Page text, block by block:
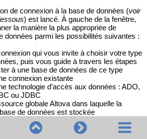
de connexion à la base de données (voir
) est lancé. À gauche de la fenêtre,
la manière la plus appropriée de
données parmi les possibilités suivantes :
qui vous invite à choisir votre type
puis vous guide à travers les étapes
à une base de données de ce type
connexion existante
technologie d’accès aux données : ADO,
ou JDBC
globale Altova dans laquelle la
de données est stockée
native